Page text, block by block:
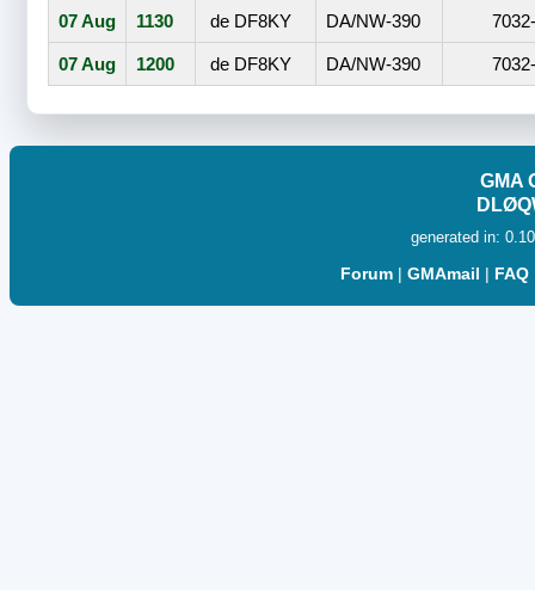
07 Aug
1130 de DF8KY DA/NW-390
07 Aug 1200 de DF8KY DA/NW-390
GMA
generated in:
Forum | GMAmail | FAQ